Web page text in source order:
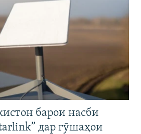
барои насби
дар гӯшаҳои